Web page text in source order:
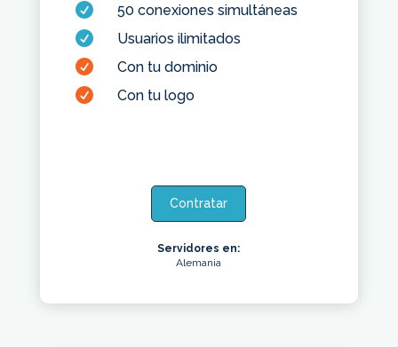
 50 conexiones simultáneas
 Usuarios ilimitados
 Con tu dominio
 Con tu logo
Contratar
Servidores en:
Alemania